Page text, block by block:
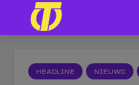
HEADLINE NIEUWS